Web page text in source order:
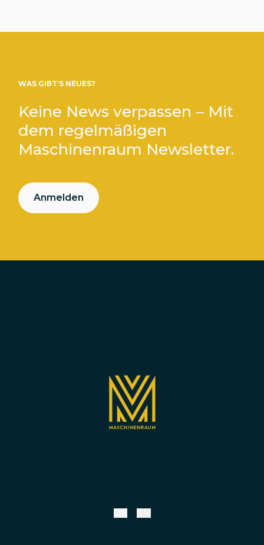
WAS GIBT’S NEUES?
Keine News verpassen – Mit
dem regelmäßigen
Maschinenraum Newsletter.
Anmelden